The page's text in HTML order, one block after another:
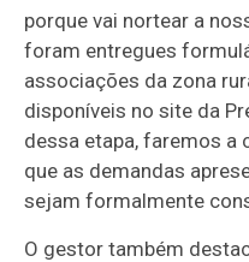
porque vai nortear a
foram entregues
associações da zona
disponíveis no site da
dessa etapa, faremos a
que as demandas
sejam formalmente
O gestor também